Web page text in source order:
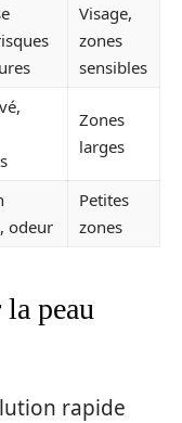
Visage,
zones
sensibles
Zones
larges
odeur
Petites
zones
peau
rapide